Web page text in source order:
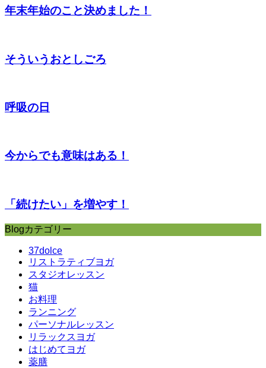
年末年始のこと決めました！
そういうおとしごろ
呼吸の日
今からでも意味はある！
「続けたい」を増やす！
Blogカテゴリー
37dolce
リストラティブヨガ
スタジオレッスン
猫
お料理
ランニング
パーソナルレッスン
リラックスヨガ
はじめてヨガ
薬膳